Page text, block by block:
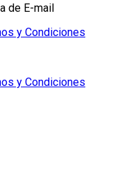
de E-mail
y Condiciones
y Condiciones